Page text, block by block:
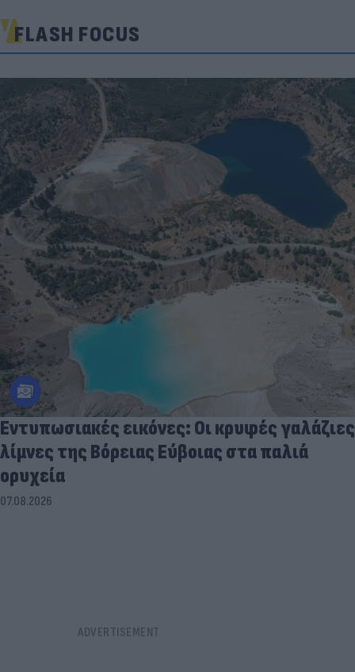
FLASH FOCUS
Εντυπωσιακές εικόνες: Οι κρυφές γαλάζιες
λίμνες της Βόρειας Εύβοιας στα παλιά
ορυχεία
07.08.2026